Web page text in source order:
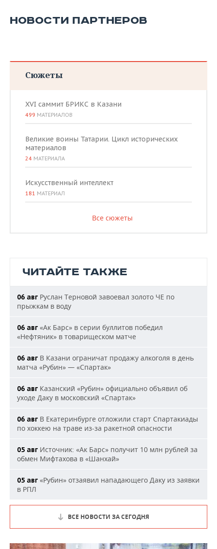
НОВОСТИ ПАРТНЕРОВ
Сюжеты
XVI саммит БРИКС в Казани
499 МАТЕРИАЛОВ
Великие воины Татарии. Цикл исторических
материалов
24 МАТЕРИАЛА
Искусственный интеллект
181 МАТЕРИАЛ
Все сюжеты
ЧИТАЙТЕ ТАКЖЕ
06 авг Руслан Терновой завоевал золото ЧЕ по
прыжкам в воду
06 авг «Ак Барс» в серии буллитов победил
«Нефтяник» в товарищеском матче
06 авг В Казани ограничат продажу алкоголя в день
матча «Рубин» — «Спартак»
06 авг Казанский «Рубин» официально объявил об
уходе Даку в московский «Спартак»
06 авг В Екатеринбурге отложили старт Спартакиады
по хоккею на траве из-за ракетной опасности
05 авг Источник: «Ак Барс» получит 10 млн рублей за
обмен Мифтахова в «Шанхай»
05 авг «Рубин» отзаявил нападающего Даку из заявки
в РПЛ
ВСЕ НОВОСТИ ЗА СЕГОДНЯ